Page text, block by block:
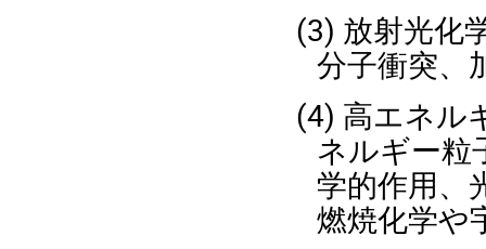
(3) 放射光化
分子衝突、
(4) 高エネル
ネルギー粒
学的作用、
燃焼化学や